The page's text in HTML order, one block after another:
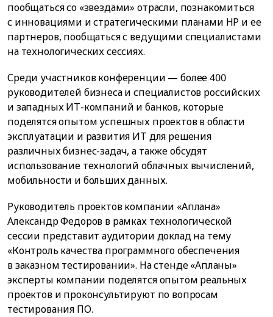
пообщаться со «звездами» отрасли, познакомиться
с инновациями и стратегическими планами HP и ее
партнеров, пообщаться с ведущими специалистами
на технологических сессиях.
Среди участников конференции — более 400
руководителей бизнеса и специалистов российских
и западных ИТ-компаний и банков, которые
поделятся опытом успешных проектов в области
эксплуатации и развития ИТ для решения
различных бизнес-задач, а также обсудят
использование технологий облачных вычислений,
мобильности и больших данных.
Руководитель проектов компании «Аплана»
Александр Федоров в рамках технологической
сессии представит аудитории доклад на тему
«Контроль качества программного обеспечения
в заказном тестировании». На стенде «Апланы»
эксперты компании поделятся опытом реальных
проектов и проконсультируют по вопросам
тестирования ПО.